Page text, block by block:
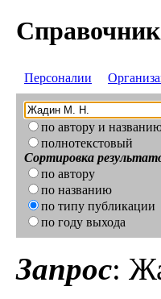
Персоналии
по автору и
полнотекстовый
Сортировка
по автору
по названию
по типу публикации
по году выхода
Запрос: